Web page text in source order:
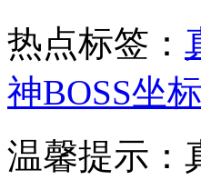
热点标签：
神BOSS坐标
温馨提示：